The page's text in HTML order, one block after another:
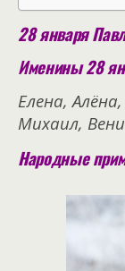
28 января
Именины 28
Елена,
Михаил,
Народные